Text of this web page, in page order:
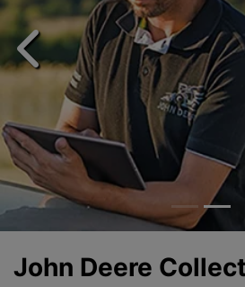
templates.template-
John Deere